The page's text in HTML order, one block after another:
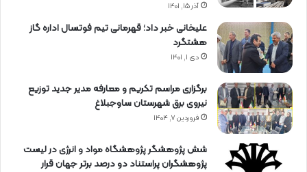
آذر ۱۵, ۱۴۰۱
علیخانی خبر داد؛ قهرمانی تیم فوتسال اداره گاز
هشتگرد
دی ۱, ۱۴۰۱
برگزاری مراسم تكریم و معارفه مدیر جدید توزیع
نیروی برق شهرستان ساوجبلاغ
فروردین ۷, ۱۴۰۴
شش پژوهشگر پژوهشگاه مواد و انرژی در لیست
پژوهشگران پراستناد دو درصد برتر جهان قرار